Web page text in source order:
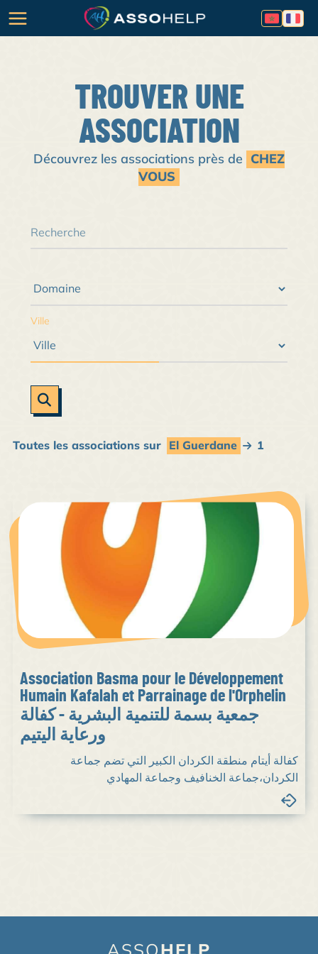
TROUVER UNE
ASSOCIATION
Découvrez les associations près de CHEZ
VOUS
Ville
Toutes les associations sur El Guerdane 1
Association Basma pour le Développement
Humain Kafalah et Parrainage de l'Orphelin
جمعية بسمة للتنمية البشرية - كفالة
ورعاية اليتيم
كفالة أيتام منطقة الكردان الكبير التي تضم جماعة
الكردان،جماعة الخنافيف وجماعة المهادي
ASSOHELP